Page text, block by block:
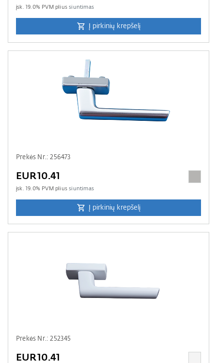
įsk. 19.0% PVM pliussiuntimas
Į pirkinių krepšelį
Prekės Nr.: 256473
EUR10.41
įsk. 19.0% PVM pliussiuntimas
Į pirkinių krepšelį
Prekės Nr.: 252345
EUR10.41